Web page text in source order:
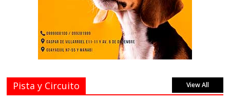
Pista y Circuito View All